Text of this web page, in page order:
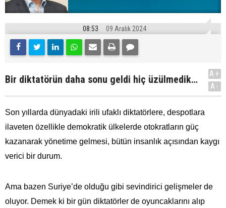
08:53 09 Aralık 2024
Bir diktatörün daha sonu geldi hiç üzülmedik…
A+
A-
Son yıllarda dünyadaki irili ufaklı diktatörlere, despotlara
ilaveten özellikle demokratik ülkelerde otokratların güç
kazanarak yönetime gelmesi, bütün insanlık açısından kaygı
verici bir durum.
Ama bazen Suriye’de olduğu gibi sevindirici gelişmeler de
oluyor. Demek ki bir gün diktatörler de oyuncaklarını alıp